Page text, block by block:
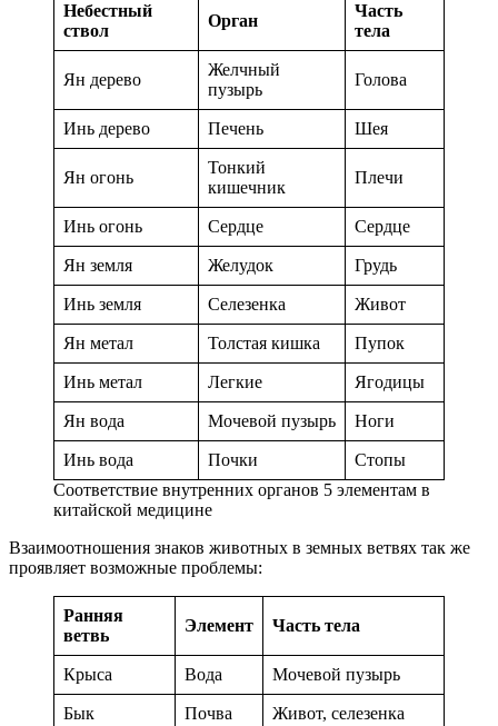
Небестный
ствол
Орган
Часть
тела
Ян дерево
Желчный
пузырь
Голова
Инь дерево Печень Шея
Ян огонь
Тонкий
кишечник
Плечи
Инь огонь Сердце Сердце
Ян земля Желудок Грудь
Инь земля Селезенка Живот
Ян метал Толстая кишка Пупок
Инь метал Легкие Ягодицы
Ян вода Мочевой пузырь Ноги
Инь вода Почки
Стопы
Соответствие внутренних органов 5 элементам в
китайской медицине
Взаимоотношения знаков животных в земных ветвях так же
проявляет возможные проблемы:
Ранняя
ветвь
Элемент Часть тела
Крыса Вода Мочевой пузырь
Бык Почва Живот, селезенка